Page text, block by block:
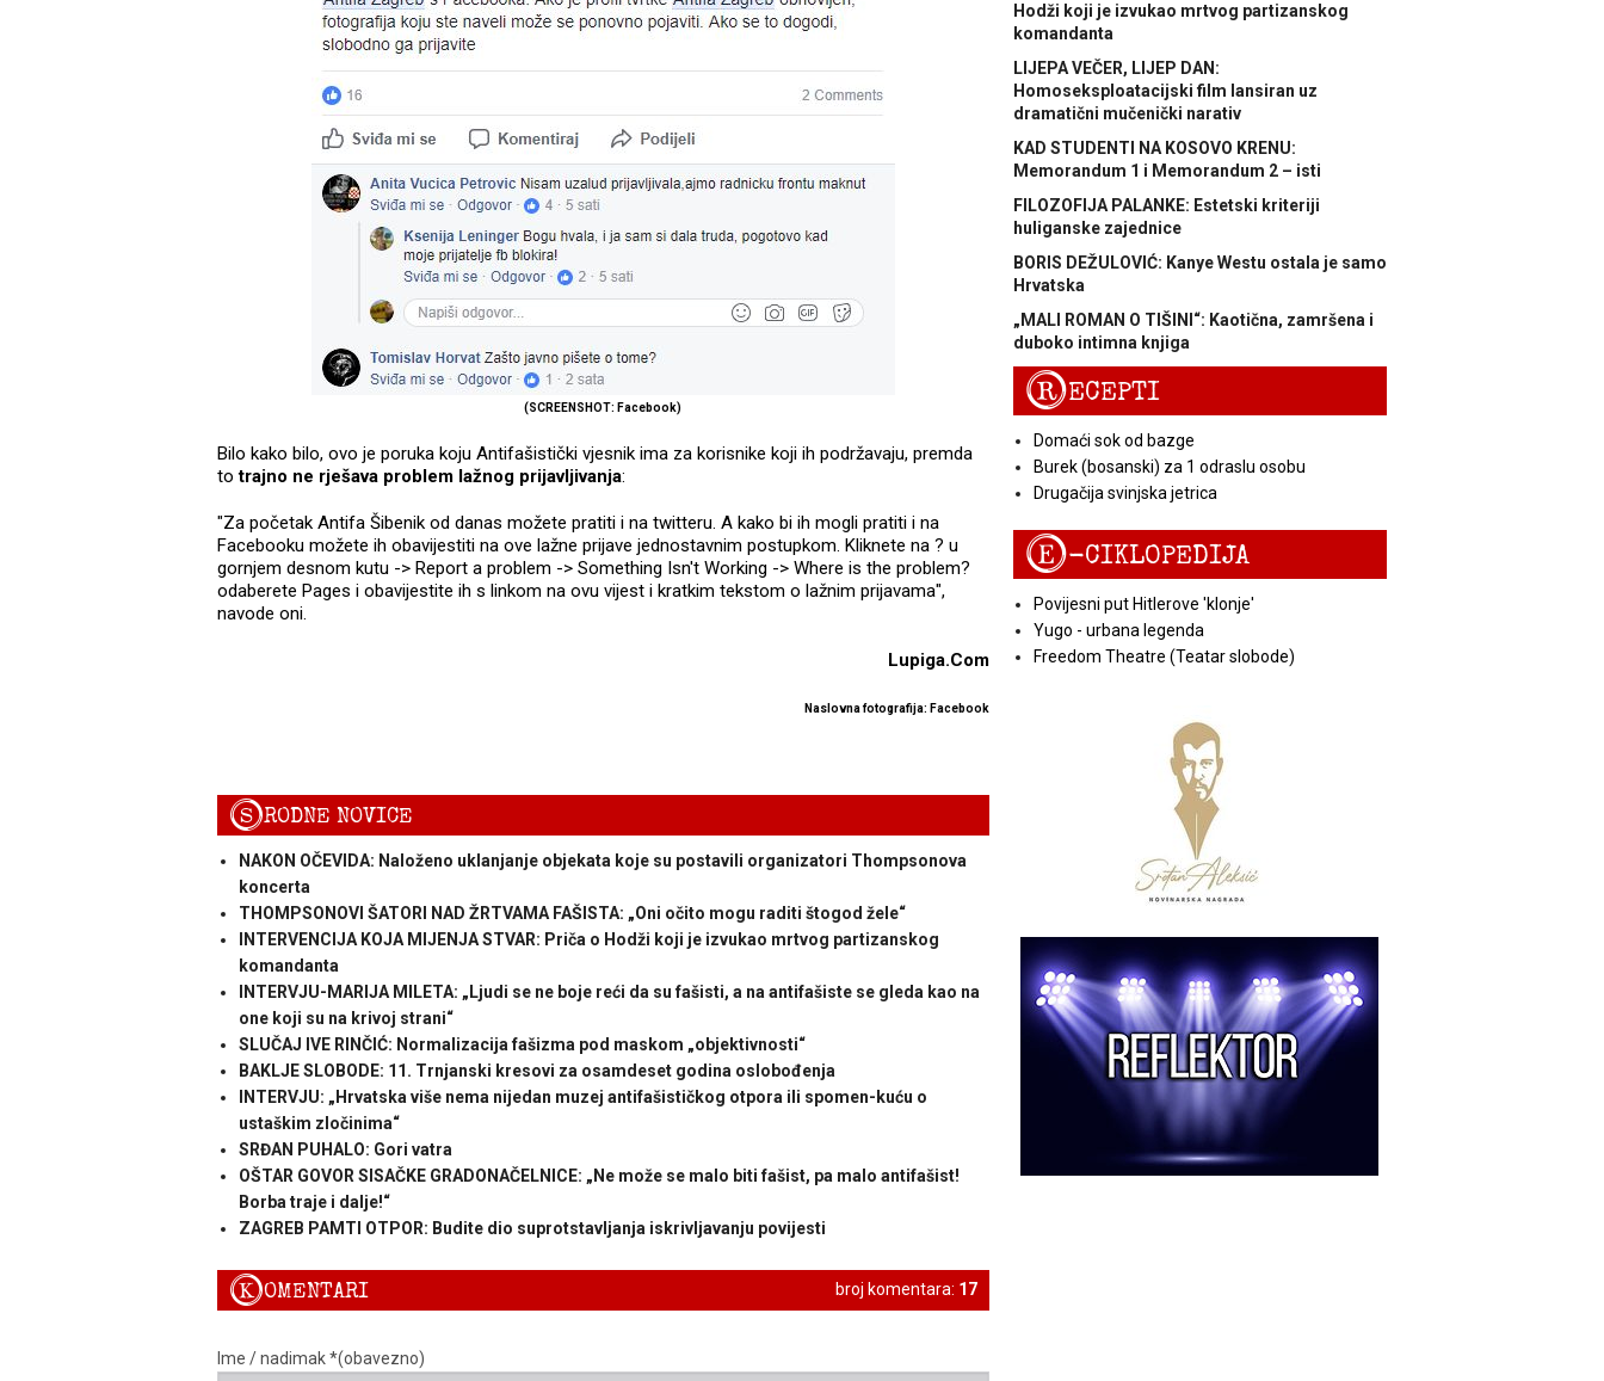
(SCREENSHOT: Facebook)
Bilo kako bilo, ovo je poruka koju Antifašistički vjesnik ima za korisnike koji ih podržavaju, premda
totrajno ne rješava problem lažnog prijavljivanja:
"Za početak Antifa Šibenik od danas možete pratiti i na twitteru. A kako bi ih mogli pratiti i na
Facebooku možete ih obavijestiti na ove lažne prijave jednostavnim postupkom. Kliknete na ? u
gornjem desnom kutu -> Report a problem -> Something Isn't Working -> Where is the problem?
odaberete Pages i obavijestite ih s linkom na ovu vijest i kratkim tekstom o lažnim prijavama",
navode oni.
Lupiga.Com
Naslovna fotografija: Facebook
SRODNE NOVICE
NAKON OČEVIDA: Naloženo uklanjanje objekata koje su postavili organizatori Thompsonova
koncerta
THOMPSONOVI ŠATORI NAD ŽRTVAMA FAŠISTA: „Oni očito mogu raditi štogod žele“
INTERVENCIJA KOJA MIJENJA STVAR: Priča o Hodži koji je izvukao mrtvog partizanskog
komandanta
INTERVJU-MARIJA MILETA: „Ljudi se ne boje reći da su fašisti, a na antifašiste se gleda kao na
one koji su na krivoj strani“
SLUČAJ IVE RINČIĆ: Normalizacija fašizma pod maskom „objektivnosti“
BAKLJE SLOBODE: 11. Trnjanski kresovi za osamdeset godina oslobođenja
INTERVJU: „Hrvatska više nema nijedan muzej antifašističkog otpora ili spomen-kuću o
ustaškim zločinima“
SRĐAN PUHALO: Gori vatra
OŠTAR GOVOR SISAČKE GRADONAČELNICE: „Ne može se malo biti fašist, pa malo antifašist!
Borba traje i dalje!“
ZAGREB PAMTI OTPOR: Budite dio suprotstavljanja iskrivljavanju povijesti
broj komentara: 17
KOMENTARI
Ime / nadimak *(obavezno)
Hodži koji je izvukao mrtvog partizanskog
komandanta
LIJEPA VEČER, LIJEP DAN:
Homoseksploatacijski film lansiran uz
dramatični mučenički narativ
KAD STUDENTI NA KOSOVO KRENU:
Memorandum 1 i Memorandum 2 – isti
FILOZOFIJA PALANKE: Estetski kriteriji
huliganske zajednice
BORIS DEŽULOVIĆ: Kanye Westu ostala je samo
Hrvatska
„MALI ROMAN O TIŠINI“: Kaotična, zamršena i
duboko intimna knjiga
RECEPTI
Domaći sok od bazge
Burek (bosanski) za 1 odraslu osobu
Drugačija svinjska jetrica
E-CIKLOPEDIJA
Povijesni put Hitlerove 'klonje'
Yugo - urbana legenda
Freedom Theatre (Teatar slobode)